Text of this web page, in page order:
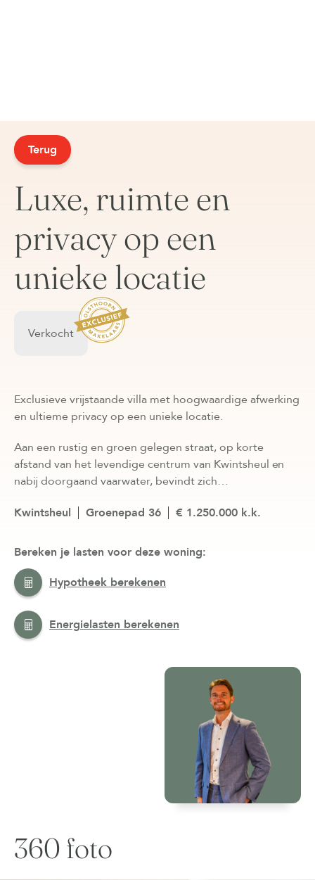
Terug
Luxe, ruimte en
privacy op een
unieke locatie
Verkocht
Exclusieve vrijstaande villa met hoogwaardige afwerking
en ultieme privacy op een unieke locatie.
Aan een rustig en groen gelegen straat, op korte
afstand van het levendige centrum van Kwintsheul en
nabij doorgaand vaarwater, bevindt zich…
Kwintsheul Groenepad 36 € 1.250.000 k.k.
Bereken je lasten voor deze woning:
Hypotheek berekenen
Energielasten berekenen
360 foto